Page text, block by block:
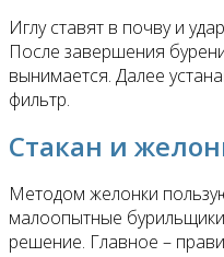
Иглу ставят в почву и
После завершения
вынимается. Далее
фильтр.
Стакан и
Методом желонки
малоопытные
решение. Главное –